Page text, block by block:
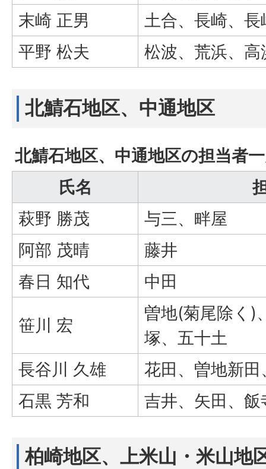
末崎 正男
土合、長崎、長
平野 松夫
松波、荒浜、高
北鯖石地区、中通地区
北鯖石地区、中通地区の担当者
氏名
萩野 勝茂
与三、畔屋
阿部 茂晴
藤井
春日 知代
中田
笹川 宏
曽地(菊尾除く)
塚、五十土
長谷川 久雄
花田、曽地新
石黒 芳和
吉井、矢田、飯
柏崎地区、上米山・米山地